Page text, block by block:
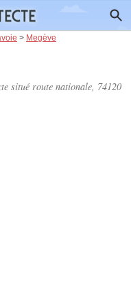
> Megève
situé route nationale, 74120